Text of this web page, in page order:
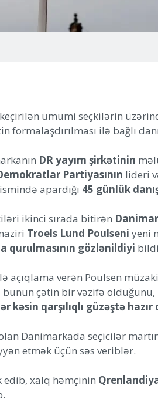
ümumi seçkilərin
formalaşdırılması ilə bağlı
DR yayım şirkətinin
Partiyasının lideri
apardığı 45 günlük
ikinci sırada bitirən
Troels Lund Poulseni yeni
qurulmasının gözlənildiyi
açıqlama verən Poulsen
çətin bir vəzifə olduğunu,
kəsin qarşılıqlı güzəştə
Danimarkada seçicilər
etmək üçün səs veriblər.
edib, xalq həmçinin